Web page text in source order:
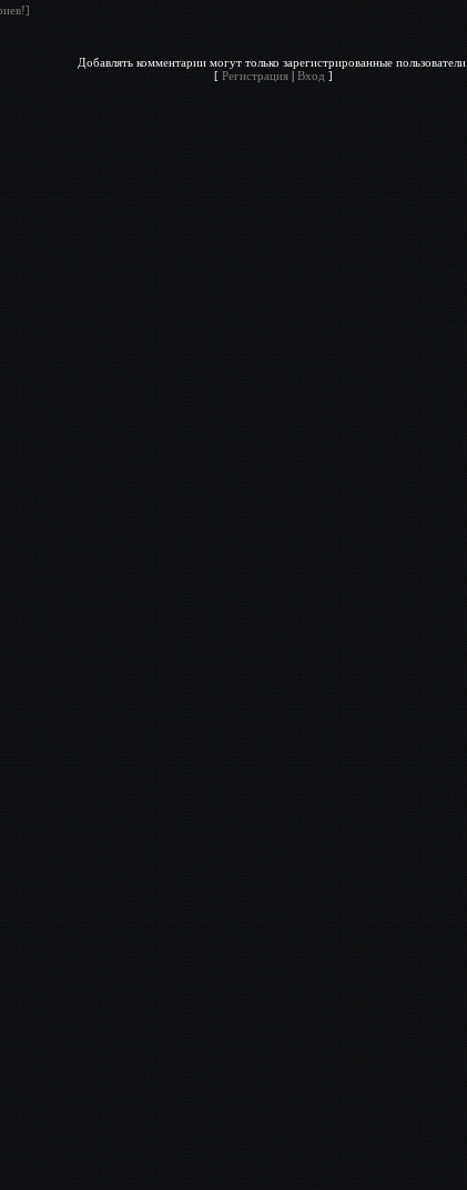
Добавлять комментарии могут только зарегистрированные пользователи.
[ Регистрация| Вход ]